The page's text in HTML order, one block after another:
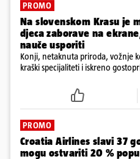
PROMO
Na slovenskom Krasu je
djeca zaborave na
nauče usporiti
Konji, netaknuta priroda, vožnje
kraški specijaliteti i iskreno
PROMO
Croatia Airlines slavi 37
mogu ostvariti 20 %